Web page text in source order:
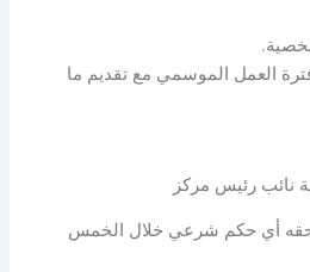
فترة العمل الموسمي مع تقديم ما
نائب رئيس مركز
بحقه أي حكم شرعي خلال الخمس